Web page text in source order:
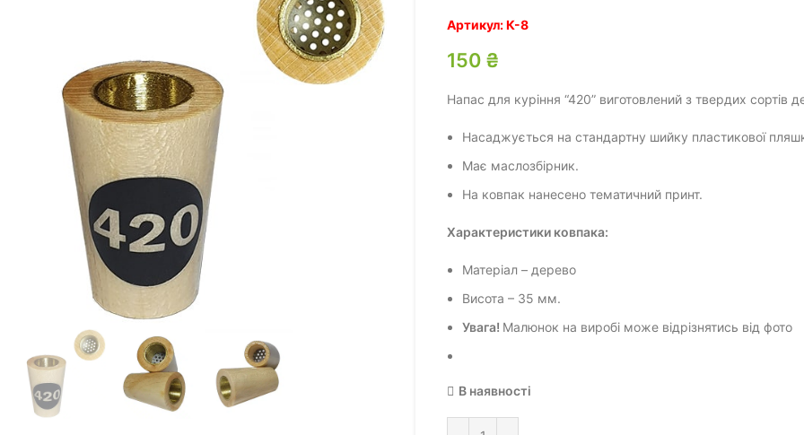
Артикул:К-8
150 ₴
Напас для куріння “420” виготовлений з твердих
Насаджується на стандартну шийку пластикової
Має маслозбірник.
На ковпак нанесено тематичний принт.
Характеристики ковпака:
Матеріал – дерево
Висота – 35 мм.
Увага! Малюнок на виробі може відрізнятись від фото
В наявності